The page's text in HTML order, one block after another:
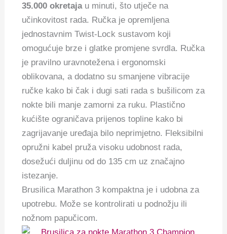
35.000 okretajau minuti, što utječe na
učinkovitost rada. Ručka je opremljena
jednostavnim Twist-Lock sustavom koji
omogućuje brze i glatke promjene svrdla. Ručka
je pravilno uravnotežena i ergonomski
oblikovana, a dodatno su smanjene vibracije
ručke kako bi čak i dugi sati rada s bušilicom za
nokte bili manje zamorni za ruku. Plastično
kućište ograničava prijenos topline kako bi
zagrijavanje uređaja bilo neprimjetno. Fleksibilni
opružni kabel pruža visoku udobnost rada,
dosežući duljinu od do 135 cm uz značajno
istezanje.
Brusilica Marathon 3 kompaktna je i udobna za
upotrebu. Može se kontrolirati u podnožju ili
nožnom papučicom.